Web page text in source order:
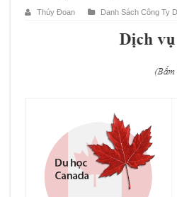
Thúy Đoan Danh Sách Công Ty